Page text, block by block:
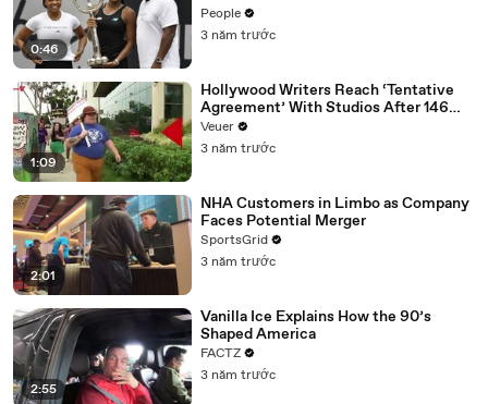
0:46
People
3 năm trước
1:09
Hollywood Writers Reach ‘Tentative
Agreement’ With Studios After 146
Day Strike
Veuer
3 năm trước
2:01
NHA Customers in Limbo as Company
Faces Potential Merger
SportsGrid
3 năm trước
2:55
Vanilla Ice Explains How the 90’s
Shaped America
FACTZ
3 năm trước